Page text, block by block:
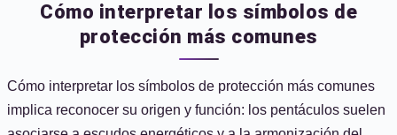
Cómo interpretar los símbolos de
protección más comunes
Cómo interpretar los símbolos de protección más comunes
implica reconocer su origen y función: los pentáculos suelen